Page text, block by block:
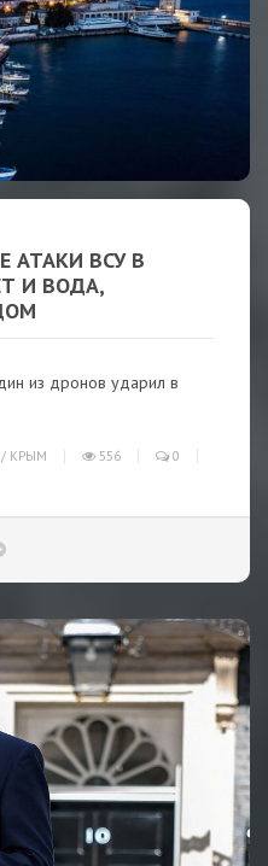
АТАКИ ВСУ В
И ВОДА,
из дронов ударил в
/ КРЫМ 556 0